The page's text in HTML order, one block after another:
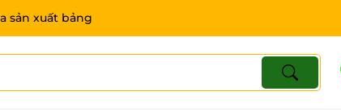
sản xuất bảng